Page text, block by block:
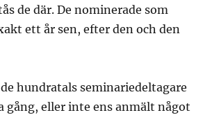
de där. De nominerade som
ett år sen, efter den och den
hundratals seminariedeltagare
gång, eller inte ens anmält något